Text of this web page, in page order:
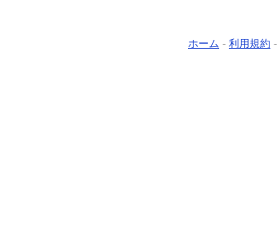
ホーム - 利用規約 -